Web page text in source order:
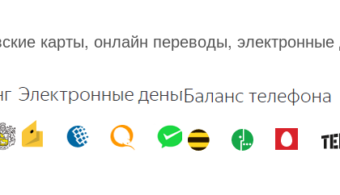
карты, онлайн переводы, электронные